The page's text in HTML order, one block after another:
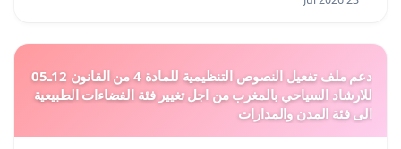
دعم ملف تفعيل النصوص التنظيمية للمادة 4 من القانون 12ـ05
للارشاد السياحي بالمغرب من اجل تغيير فئة الفضاءات الطبيعية
الى فئة المدن والمدارات